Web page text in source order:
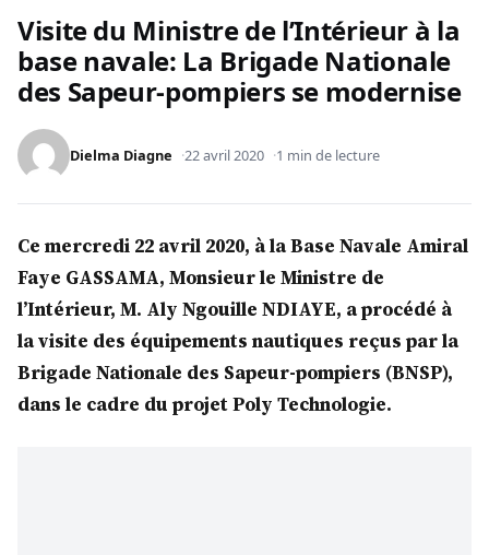
Visite du Ministre de l’Intérieur à la
base navale: La Brigade Nationale
des Sapeur-pompiers se modernise
Dielma Diagne 22 avril 2020 1 min de lecture
Ce mercredi 22 avril 2020, à la Base Navale Amiral
Faye GASSAMA, Monsieur le Ministre de
l’Intérieur, M. Aly Ngouille NDIAYE, a procédé à
la visite des équipements nautiques reçus par la
Brigade Nationale des Sapeur-pompiers (BNSP),
dans le cadre du projet Poly Technologie.